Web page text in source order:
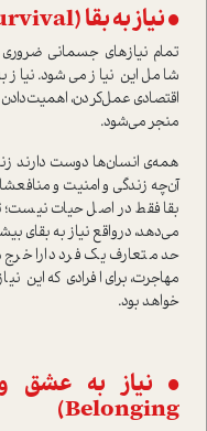
• نیاز به بقا (survival)
تمام نیاز‌های جسمانی ضروری
شامل این نیاز می‌شود. نیاز
اقتصادی عمل‌کردن،
منجر می‌شود.
همه‌ی انسان‌ها دوست دارند
آن‌چه زندگی و امنیت و
بقا فقط در اصل حیات نیست؛
می‌دهد، در‌واقع نیاز به بقای
حد متعارف یک فرد دارا خرج
مهاجرت، برای افرادی که
خواهد بود.
Belonging)